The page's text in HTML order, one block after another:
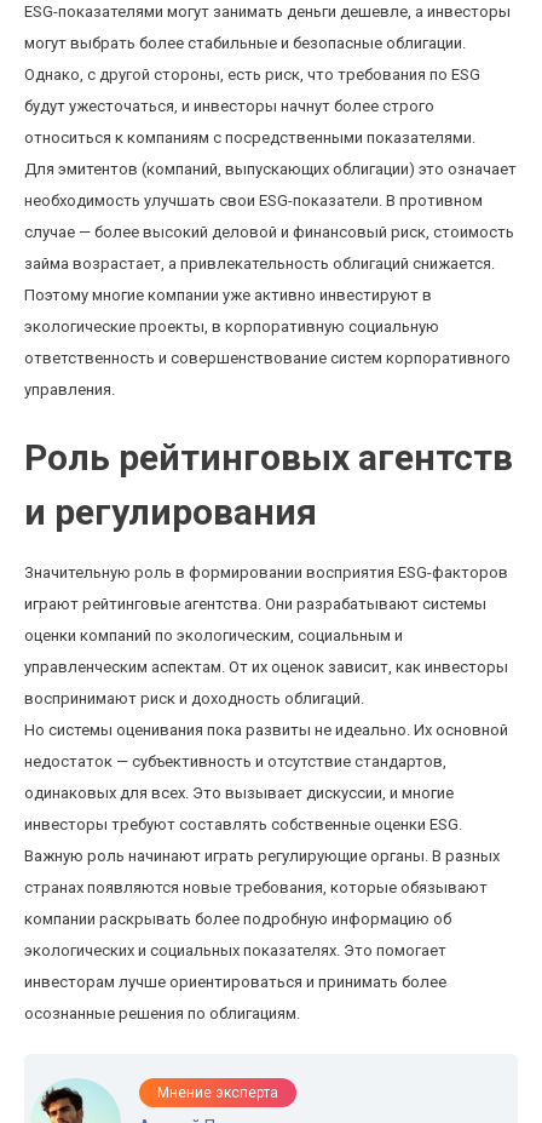
ESG-показателями могут занимать деньги дешевле, а инвесторы
могут выбрать более стабильные и безопасные облигации.
Однако, с другой стороны, есть риск, что требования по ESG
будут ужесточаться, и инвесторы начнут более строго
относиться к компаниям с посредственными показателями.
Для эмитентов (компаний, выпускающих облигации) это означает
необходимость улучшать свои ESG-показатели. В противном
случае — более высокий деловой и финансовый риск, стоимость
займа возрастает, а привлекательность облигаций снижается.
Поэтому многие компании уже активно инвестируют в
экологические проекты, в корпоративную социальную
ответственность и совершенствование систем корпоративного
управления.
Роль рейтинговых агентств
и регулирования
Значительную роль в формировании восприятия ESG-факторов
играют рейтинговые агентства. Они разрабатывают системы
оценки компаний по экологическим, социальным и
управленческим аспектам. От их оценок зависит, как инвесторы
воспринимают риск и доходность облигаций.
Но системы оценивания пока развиты не идеально. Их основной
недостаток — субъективность и отсутствие стандартов,
одинаковых для всех. Это вызывает дискуссии, и многие
инвесторы требуют составлять собственные оценки ESG.
Важную роль начинают играть регулирующие органы. В разных
странах появляются новые требования, которые обязывают
компании раскрывать более подробную информацию об
экологических и социальных показателях. Это помогает
инвесторам лучше ориентироваться и принимать более
осознанные решения по облигациям.
Мнение эксперта